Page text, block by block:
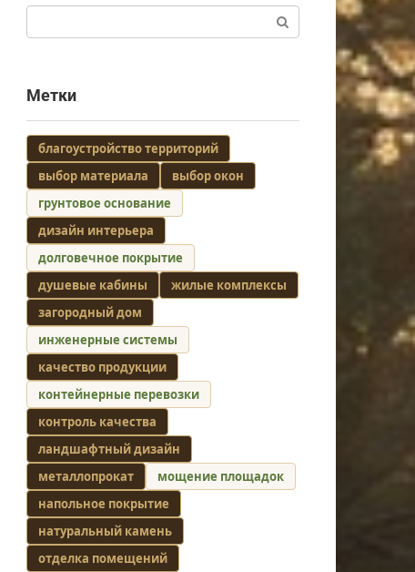
Метки
благоустройство территорий
выбор материала
выбор окон
грунтовое основание
дизайн интерьера
долговечное покрытие
душевые кабины
жилые комплексы
загородный дом
инженерные системы
качество продукции
контейнерные перевозки
контроль качества
ландшафтный дизайн
металлопрокат
мощение площадок
напольное покрытие
натуральный камень
отделка помещений